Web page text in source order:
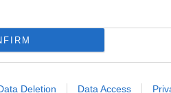
Deletion Data Access
közelében lévő
Látlelet a hazai